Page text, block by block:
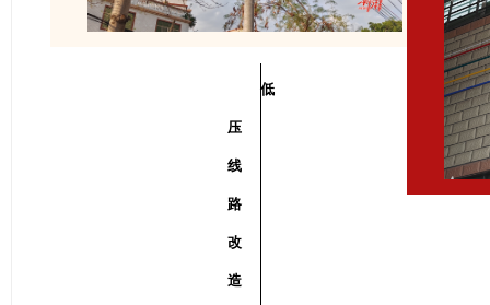
低
压
线
路
改
造